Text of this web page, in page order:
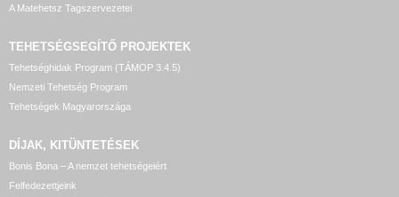
A Matehetsz Tagszervezetei
TEHETSÉGSEGÍTŐ PROJEKTEK
Tehetséghidak Program (TÁMOP 3.4.5)
Nemzeti Tehetség Program
Tehetségek Magyarországa
DÍJAK, KITÜNTETÉSEK
Bonis Bona – A nemzet tehetségeiért
Felfedezettjeink